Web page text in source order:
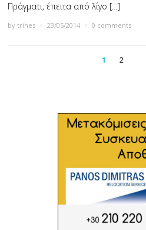
Πράγματι, έπειτα από λίγο […]
bytrihes 23/05/2014 0 comments
1 2